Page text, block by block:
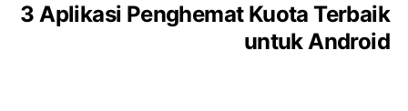
3 Aplikasi Penghemat Kuota Terbaik
untuk Android